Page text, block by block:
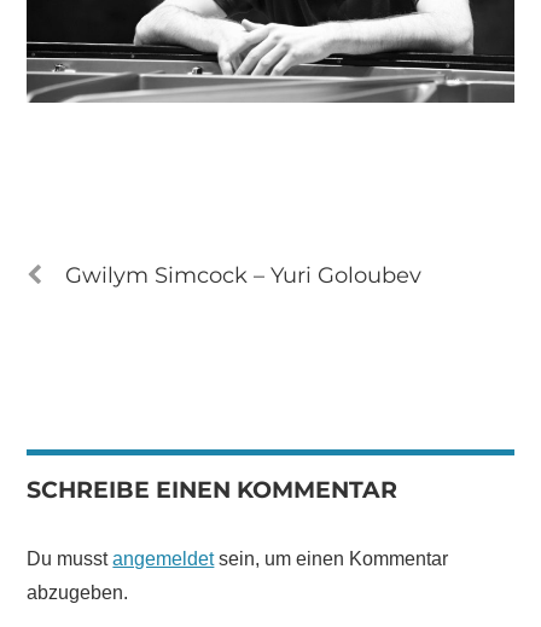
Gwilym Simcock – Yuri Goloubev
SCHREIBE EINEN KOMMENTAR
Du musstangemeldetsein, um einen Kommentar
abzugeben.